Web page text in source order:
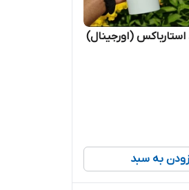
استارباکس (اورجینال)
به سبد